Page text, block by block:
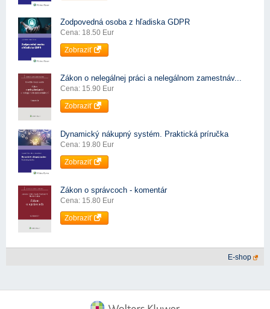
Zodpovedná osoba z hľadiska GDPR
Cena: 18.50 Eur
Zobraziť
Zákon o nelegálnej práci a nelegálnom zamestnáv...
Cena: 15.90 Eur
Zobraziť
Dynamický nákupný systém. Praktická príručka
Cena: 19.80 Eur
Zobraziť
Zákon o správcoch - komentár
Cena: 15.80 Eur
Zobraziť
E-shop